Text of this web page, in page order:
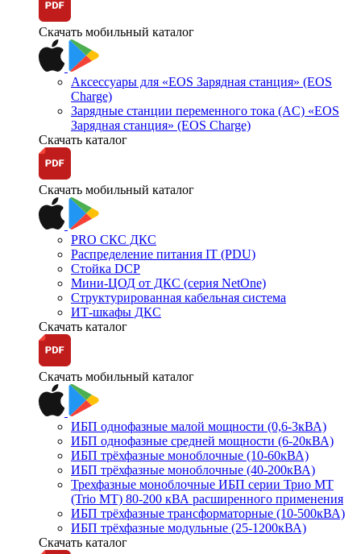
Скачать мобильный каталог
Аксессуары для «EOS Зарядная станция» (EOS
Charge)
Зарядные станции переменного тока (AC) «EOS
Зарядная станция» (EOS Charge)
Скачать каталог
Скачать мобильный каталог
PRO СКС ДКС
Распределение питания IT (PDU)
Стойка DCP
Мини-ЦОД от ДКС (серия NetOne)
Структурированная кабельная система
ИТ-шкафы ДКС
Скачать каталог
Скачать мобильный каталог
ИБП однофазные малой мощности (0,6-3кВА)
ИБП однофазные средней мощности (6-20кВА)
ИБП трёхфазные моноблочные (10-60кВА)
ИБП трёхфазные моноблочные (40-200кВА)
Трехфазные моноблочные ИБП серии Трио МТ
(Trio MT) 80-200 кВА расширенного применения
ИБП трёхфазные трансформаторные (10-500кВА)
ИБП трёхфазные модульные (25-1200кВА)
Скачать каталог